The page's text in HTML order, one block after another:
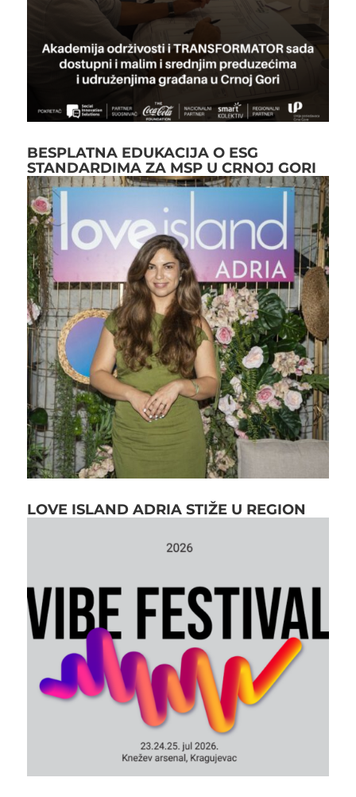
BESPLATNA EDUKACIJA O ESG
STANDARDIMA ZA MSP U CRNOJ GORI
LOVE ISLAND ADRIA STIŽE U REGION